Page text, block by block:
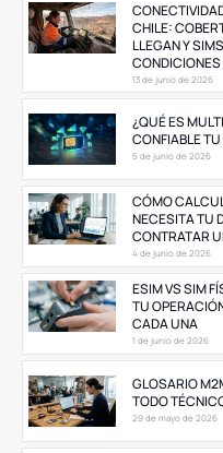
CHILE:
LLEGAN Y
13 de junio de 2026
¿QUÉ ES
CONFIABLE
5 de junio de 2026
CÓMO
NECESITA TU
CONTRATAR
4 de junio de 2026
ESIM VS SIM
TU
CADA UNA
1 de junio de 2026
GLOSARIO
TODO
29 de mayo de 2026